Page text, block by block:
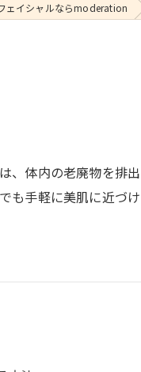
ェイシャルならmoderation
体内の老廃物を排
手軽に美肌に近づ